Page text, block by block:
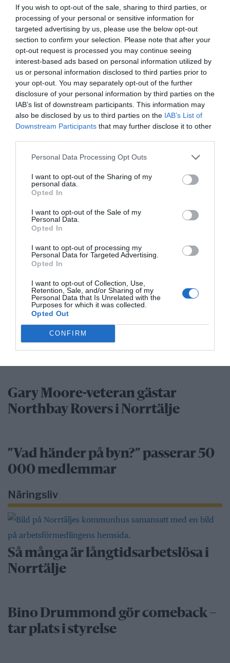
If you wish to opt-out of the sale, sharing to third parties, or
processing of your personal or sensitive information for
targeted advertising by us, please use the below opt-out
section to confirm your selection. Please note that after your
opt-out request is processed you may continue seeing
interest-based ads based on personal information utilized by
us or personal information disclosed to third parties prior to
your opt-out. You may separately opt-out of the further
disclosure of your personal information by third parties on the
IAB’s list of downstream participants. This information may
also be disclosed by us to third parties on the IAB’s List of
Downstream Participants that may further disclose it to other
Personal Data Processing Opt Outs
I want to opt-out of the Sharing of my
personal data.
Opted In
I want to opt-out of the Sale of my
Personal Data.
Opted In
I want to opt-out of processing my
Personal Data for Targeted Advertising.
Opted In
I want to opt-out of Collection, Use,
Retention, Sale, and/or Sharing of my
Personal Data that Is Unrelated with the
Purposes for which it was collected.
Opted Out
CONFIRM
8 augKONSERVATIV
Miljöpartiets höjda drivmedelspriser
är hat mot landsbygden
Carl Eos
29 jul KONSERVATIV
Pinsamt av Norrtelje Tidning
Carl Eos
LIBERALA LEDARE
Norrtälje visar vägen: Fler elever
klarar grundskolan
Robert Beronius
LIBERAL
Dags att ge Rimbo mer makt?
Robert Beronius
Kultur/Nöje
Punkfestivalen Byskvaller växer –
satsar på hela familjen
Gary Moore-veteran gästar
Northbay Rovers i Norrtälje
”Vad händer på byn?” passerar 50
000 medlemmar
Näringsliv
Så många är långtidsarbetslösa i
Norrtälje
Bino Drummond gör comeback –
tar plats i styrelse